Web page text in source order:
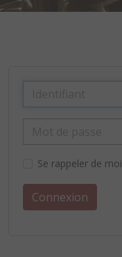
Se rappeler de moi
Connexion